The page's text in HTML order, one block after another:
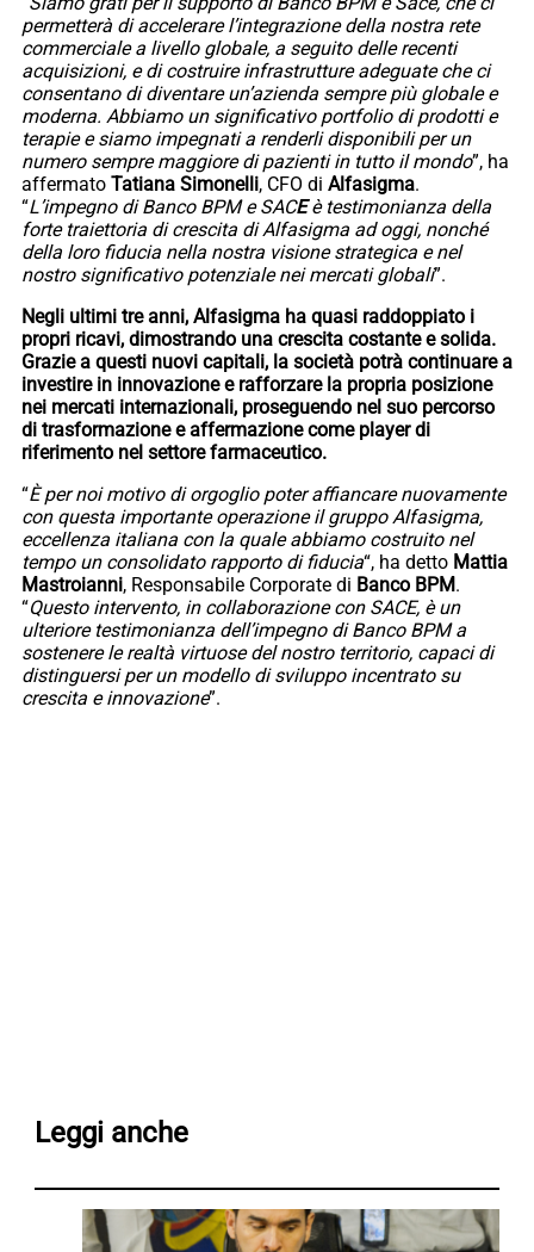
permetterà di accelerare l’integrazione della nostra rete
commerciale a livello globale, a seguito delle recenti
acquisizioni, e di costruire infrastrutture adeguate che ci
consentano di diventare un’azienda sempre più globale e
moderna. Abbiamo un significativo portfolio di prodotti e
terapie e siamo impegnati a renderli disponibili per un
numero sempre maggiore di pazienti in tutto il mondo”, ha
affermato Tatiana Simonelli, CFO di Alfasigma.
“L’impegno di Banco BPM e SACEè testimonianza della
forte traiettoria di crescita di Alfasigma ad oggi, nonché
della loro fiducia nella nostra visione strategica e nel
nostro significativo potenziale nei mercati globali”.
Negli ultimi tre anni, Alfasigma ha quasi raddoppiato i
propri ricavi, dimostrando una crescita costante e solida.
Grazie a questi nuovi capitali, la società potrà continuare a
investire in innovazione e rafforzare la propria posizione
nei mercati internazionali, proseguendo nel suo percorso
di trasformazione e affermazione come player di
riferimento nel settore farmaceutico.
“È per noi motivo di orgoglio poter affiancare nuovamente
con questa importante operazione il gruppo Alfasigma,
eccellenza italiana con la quale abbiamo costruito nel
tempo un consolidato rapporto di fiducia“, ha detto Mattia
Mastroianni, Responsabile Corporate di Banco BPM.
“Questo intervento, in collaborazione con SACE, è un
ulteriore testimonianza dell’impegno di Banco BPM a
sostenere le realtà virtuose del nostro territorio, capaci di
distinguersi per un modello di sviluppo incentrato su
crescita e innovazione”.
Leggi anche